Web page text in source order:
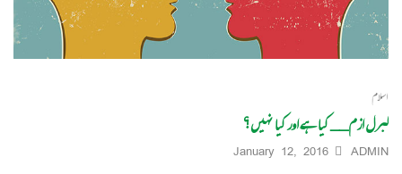
اسلام
لبرل ازم__ کیا ہے اور کیا نہیں؟
ADMIN
January 12, 2016